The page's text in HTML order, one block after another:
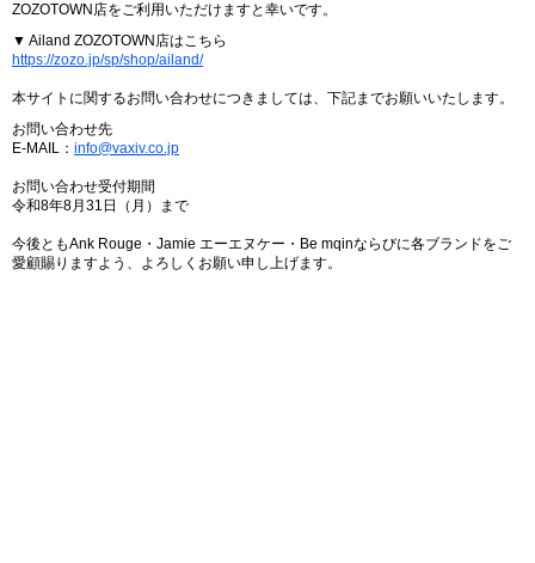
ZOZOTOWN店をご利用いただけますと幸いです。
▼ Ailand ZOZOTOWN店はこちら
https://zozo.jp/sp/shop/ailand/
本サイトに関するお問い合わせにつきましては、下記までお願いいたします。
お問い合わせ先
E-MAIL： info@vaxiv.co.jp
お問い合わせ受付期間
令和8年8月31日（月）まで
今後ともAnk Rouge・Jamie エーエヌケー・Be mqinならびに各ブランドをご
愛顧賜りますよう、よろしくお願い申し上げます。